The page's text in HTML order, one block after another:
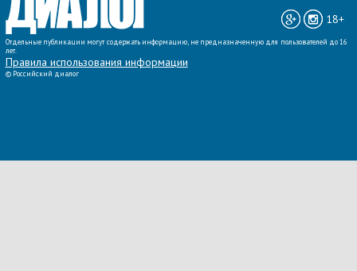
18+
Отдельные публикации могут содержать информацию, не предназначенную для пользователей до 16
лет.
Правила использования информации
© Российский диалог